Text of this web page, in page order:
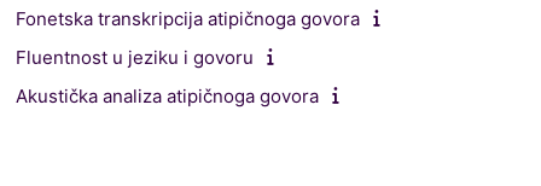
Fonetska transkripcija atipičnoga govora
Fluentnost u jeziku i govoru
Akustička analiza atipičnoga govora